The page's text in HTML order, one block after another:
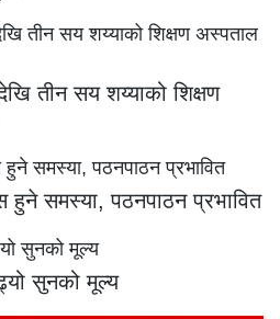
तीन सय शय्याको शिक्षण
हुने समस्या, पठनपाठन प्रभावित
सुनको मूल्य